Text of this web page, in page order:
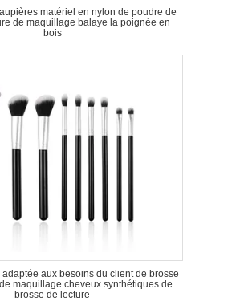
matériel en nylon de poudre de
de maquillage balaye la poignée en
bois
adaptée aux besoins du client de brosse
maquillage cheveux synthétiques de
brosse de lecture